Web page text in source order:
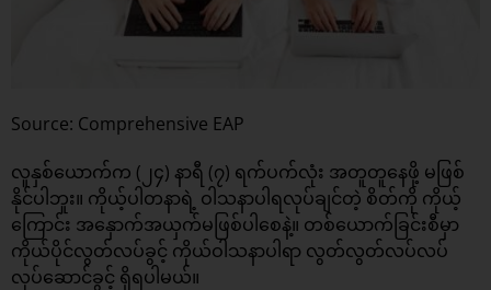
Source: Comprehensive EAP
လူနှစ်ယောက်က (၂၄) နာရီ (၇) ရက်ပက်လုံး အတူတူနေဖို့ မဖြစ်
နိုင်ပါဘူး။ ကိုယ့်ပါတနာရဲ့ ဝါသနာပါရလုပ်ချင်တဲ့ စိတ်ကို ကိုယ့်
ကြောင်း အနှောက်အယှက်မဖြစ်ပါစေနဲ့။ တစ်ယောက်ခြင်းစီမှာ
ကိုယ်ပိုင်လွတ်လပ်ခွင့် ကိုယ်ဝါသနာပါရာ လွတ်လွတ်လပ်လပ်
လုပ်ဆောင်ခွင့် ရှိရပါမယ်။